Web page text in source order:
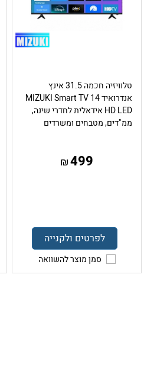
טלוויזיה חכמה 31.5 אינץ
אנדרואיד 14 MIZUKI Smart TV
HD LED אידאלית לחדרי שינה,
ממ"דים, מטבחים ומשרדים
499
₪
לפרטים ולקנייה
סמן מוצר להשוואה